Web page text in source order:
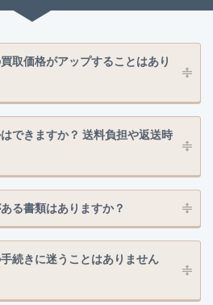
取価格がアップすることはあり
できますか？ 送料負担や返送時
る書類はありますか？
続きに迷うことはありません